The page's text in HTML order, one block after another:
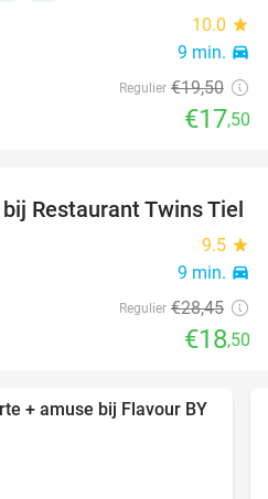
10.0 star
9 min. directions_car
Regulier €19,50
€17,50
35%
Restaurant Twins Tiel
9.5 star
9 min. directions_car
Regulier €28,45
€18,50
38%
+ amuse bij Flavour BY